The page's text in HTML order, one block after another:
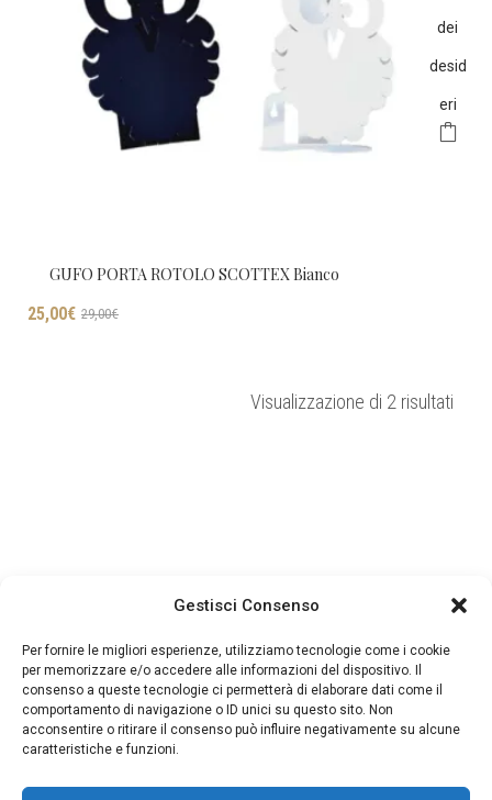
Gestisci Consenso
Per fornire le migliori esperienze, utilizziamo tecnologie come i cookie
per memorizzare e/o accedere alle informazioni del dispositivo. Il
consenso a queste tecnologie ci permetterà di elaborare dati come il
comportamento di navigazione o ID unici su questo sito. Non
acconsentire o ritirare il consenso può influire negativamente su alcune
caratteristiche e funzioni.
dei
desid
eri
GUFO PORTA ROTOLO SCOTTEX Bianco
29,00€
Il
25,00€Il
Visualizzazione di 2 risultati